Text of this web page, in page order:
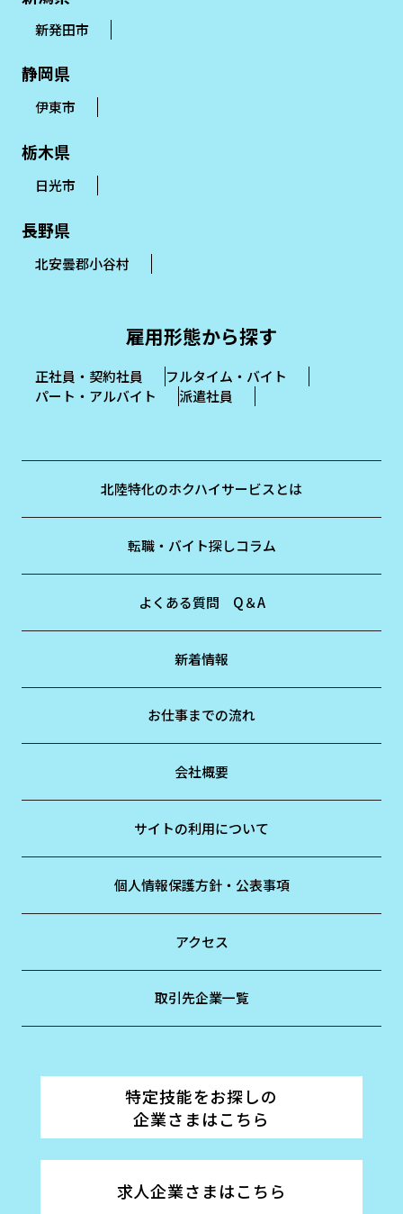
新発田市
静岡県
伊東市
栃木県
日光市
長野県
北安曇郡小谷村
雇用形態から探す
正社員・契約社員
フルタイム・バイト
パート・アルバイト
派遣社員
北陸特化のホクハイサービスとは
転職・バイト探しコラム
よくある質問 Q＆A
新着情報
お仕事までの流れ
会社概要
サイトの利用について
個人情報保護方針・公表事項
アクセス
取引先企業一覧
特定技能をお探しの
企業さまはこちら
求人企業さまはこちら